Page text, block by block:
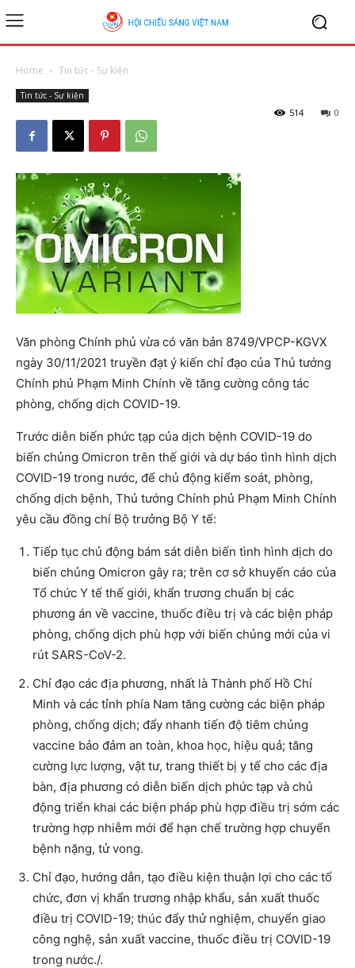
Home Tin tức - Sự kiện
Tin tức - Sự kiện
0
514
Văn phòng Chính phủ vừa có văn bản 8749/VPCP-KGVX
ngày 30/11/2021 truyền đạt ý kiến chỉ đạo của Thủ tướng
Chính phủ Phạm Minh Chính về tăng cường công tác
phòng, chống dịch COVID-19.
Trước diễn biến phức tạp của dịch bệnh COVID-19 do
biến chủng Omicron trên thế giới và dự báo tình hình dịch
COVID-19 trong nước, để chủ động kiểm soát, phòng,
chống dịch bệnh, Thủ tướng Chính phủ Phạm Minh Chính
yêu cầu đồng chí Bộ trưởng Bộ Y tế:
Tiếp tục chủ động bám sát diễn biến tình hình dịch do
biến chủng Omicron gây ra; trên cơ sở khuyến cáo của
Tổ chức Y tế thế giới, khẩn trương chuẩn bị các
phương án về vaccine, thuốc điều trị và các biện pháp
phòng, chống dịch phù hợp với biến chủng mới của vi
rút SARS-CoV-2.
Chỉ đạo các địa phương, nhất là Thành phố Hồ Chí
Minh và các tỉnh phía Nam tăng cường các biện pháp
phòng, chống dịch; đẩy nhanh tiến độ tiêm chủng
vaccine bảo đảm an toàn, khoa học, hiệu quả; tăng
cường lực lượng, vật tư, trang thiết bị y tế cho các địa
bàn, địa phương có diễn biến dịch phức tạp và chủ
động triển khai các biện pháp phù hợp điều trị sớm các
trường hợp nhiễm mới để hạn chế trường hợp chuyển
bệnh nặng, tử vong.
Chỉ đạo, hướng dẫn, tạo điều kiện thuận lợi cho các tổ
chức, đơn vị khẩn trương nhập khẩu, sản xuất thuốc
điều trị COVID-19; thúc đẩy thử nghiệm, chuyển giao
công nghệ, sản xuất vaccine, thuốc điều trị COVID-19
trong nước./.